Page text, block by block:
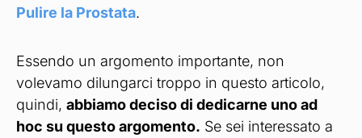
Pulire la Prostata.
Essendo un argomento importante, non
volevamo dilungarci troppo in questo articolo,
quindi, abbiamo deciso di dedicarne uno ad
hoc su questo argomento. Se sei interessato a